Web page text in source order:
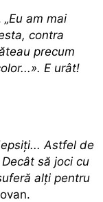
„Eu am mai
contra
precum
E urât!
Astfel de
să joci cu
alți pentru